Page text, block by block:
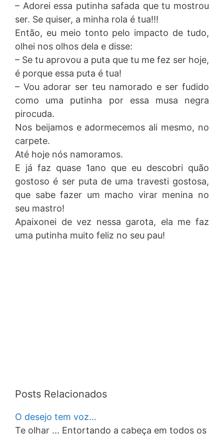
– Adorei essa putinha safada que tu mostrou
ser. Se quiser, a minha rola é tua!!!
Então, eu meio tonto pelo impacto de tudo,
olhei nos olhos dela e disse:
– Se tu aprovou a puta que tu me fez ser hoje,
é porque essa puta é tua!
– Vou adorar ser teu namorado e ser fudido
como uma putinha por essa musa negra
pirocuda.
Nos beijamos e adormecemos ali mesmo, no
carpete.
Até hoje nós namoramos.
E já faz quase 1ano que eu descobri quão
gostoso é ser puta de uma travesti gostosa,
que sabe fazer um macho virar menina no
seu mastro!
Apaixonei de vez nessa garota, ela me faz
uma putinha muito feliz no seu pau!
Posts Relacionados
O desejo tem voz...
Te olhar ... Entortando a cabeça em todos os